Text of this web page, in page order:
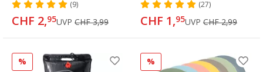
(9)
CHF 2,95UVP CHF 3,99
(27)
CHF 1,95UVP CHF 2,99
% %